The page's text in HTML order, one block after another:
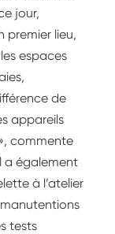
jour,
premier lieu,
espaces
de
appareils
commente
a également
à l’atelier
tests